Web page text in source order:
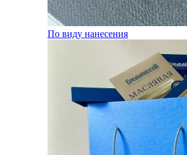
По виду нанесения